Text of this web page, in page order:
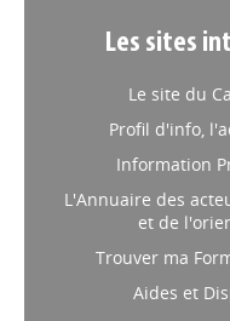
Les sites
Le site du
Profil d'info,
Information
L'Annuaire des
et de
Trouver ma
Aides et